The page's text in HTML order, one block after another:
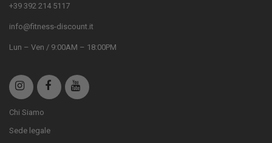
+39 392 214 5117
info@fitness-discount.it
Lun – Ven / 9:00AM – 18:00PM
Chi Siamo
Sede legale